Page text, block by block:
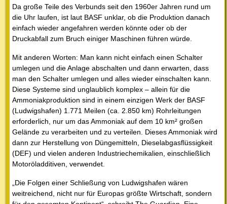
Da große Teile des Verbunds seit den 1960er Jahren rund um
die Uhr laufen, ist laut BASF unklar, ob die Produktion danach
einfach wieder angefahren werden könnte oder ob der
Druckabfall zum Bruch einiger Maschinen führen würde.
Mit anderen Worten: Man kann nicht einfach einen Schalter
umlegen und die Anlage abschalten und dann erwarten, dass
man den Schalter umlegen und alles wieder einschalten kann.
Diese Systeme sind unglaublich komplex – allein für die
Ammoniakproduktion sind in einem einzigen Werk der BASF
(Ludwigshafen) 1.771 Meilen (ca. 2.850 km) Rohrleitungen
erforderlich, nur um das Ammoniak auf dem 10 km² großen
Gelände zu verarbeiten und zu verteilen. Dieses Ammoniak wird
dann zur Herstellung von Düngemitteln, Dieselabgasflüssigkeit
(DEF) und vielen anderen Industriechemikalien, einschließlich
Motoröladditiven, verwendet.
„Die Folgen einer Schließung von Ludwigshafen wären
weitreichend, nicht nur für Europas größte Wirtschaft, sondern